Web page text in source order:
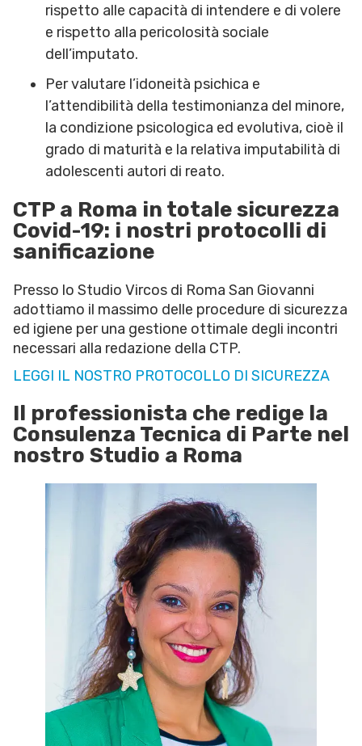
rispetto alle capacità di intendere e di volere
e rispetto alla pericolosità sociale
dell’imputato.
Per valutare l’idoneità psichica e
l’attendibilità della testimonianza del minore,
la condizione psicologica ed evolutiva, cioè il
grado di maturità e la relativa imputabilità di
adolescenti autori di reato.
CTP a Roma in totale sicurezza
Covid-19: i nostri protocolli di
sanificazione
Presso lo Studio Vircos di Roma San Giovanni
adottiamo il massimo delle procedure di sicurezza
ed igiene per una gestione ottimale degli incontri
necessari alla redazione della CTP.
LEGGI IL NOSTRO PROTOCOLLO DI SICUREZZA
Il professionista che redige la
Consulenza Tecnica di Parte nel
nostro Studio a Roma